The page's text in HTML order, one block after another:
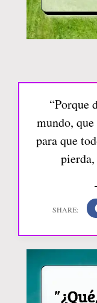
“Porque
mundo,
para que